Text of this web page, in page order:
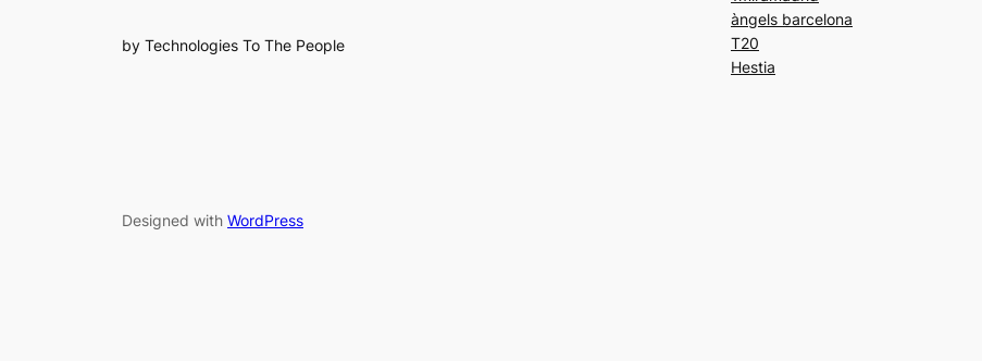
by Technologies To The People
àngels barcelona
T20
Hestia
Designed with WordPress